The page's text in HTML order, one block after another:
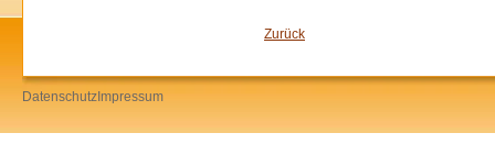
Zurück
Datenschutz Impressum